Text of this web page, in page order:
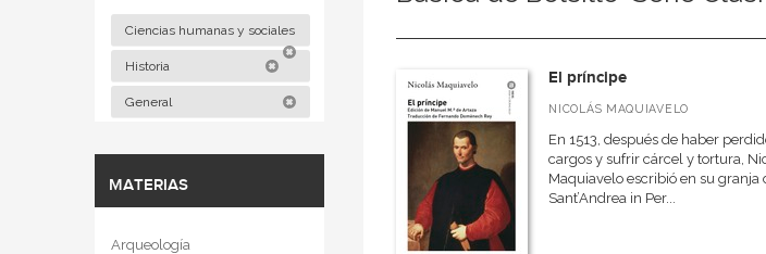
Ciencias humanas y sociales
Historia
General
MATERIAS
Arqueología
El príncipe
NICOLÁS MAQUIAVELO
En 1513, después de haber
cargos y sufrir cárcel y tortura,
Maquiavelo escribió en su granja
Sant’Andrea in Per...